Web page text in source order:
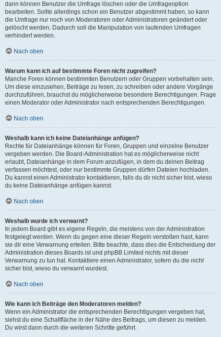
dann können Benutzer die Umfrage löschen oder die Umfrageoption
bearbeiten. Sollte allerdings schon ein Benutzer abgestimmt haben, so kann
die Umfrage nur noch von Moderatoren oder Administratoren geändert oder
gelöscht werden. Dadurch soll die Manipulation von laufenden Umfragen
verhindert werden.
Nach oben
Warum kann ich auf bestimmte Foren nicht zugreifen?
Manche Foren können bestimmten Benutzern oder Gruppen vorbehalten sein.
Um diese einzusehen, Beiträge zu lesen, zu schreiben oder andere Vorgänge
durchzuführen, brauchst du möglicherweise besondere Berechtigungen. Frage
einen Moderator oder Administrator nach entsprechenden Berechtigungen.
Nach oben
Weshalb kann ich keine Dateianhänge anfügen?
Rechte für Dateianhänge können für Foren, Gruppen und einzelne Benutzer
vergeben werden. Die Board-Administration hat es möglicherweise nicht
erlaubt, Dateianhänge in dem Forum anzufügen, in dem du deinen Beitrag
verfassen möchtest, oder nur bestimmte Gruppen dürfen Dateien hochladen.
Du kannst einen Administrator kontaktieren, falls du dir nicht sicher bist, wieso
du keine Dateianhänge anfügen kannst.
Nach oben
Weshalb wurde ich verwarnt?
In jedem Board gibt es eigene Regeln, die meistens von der Administration
festgelegt werden. Wenn du gegen eine dieser Regeln verstoßen hast, kann
sie dir eine Verwarnung erteilen. Bitte beachte, dass dies die Entscheidung der
Administration dieses Boards ist und phpBB Limited nichts mit dieser
Verwarnung zu tun hat. Kontaktiere einen Administrator, sofern du die nicht
sicher bist, wieso du verwarnt wurdest.
Nach oben
Wie kann ich Beiträge den Moderatoren melden?
Wenn ein Administrator die entsprechenden Berechtigungen vergeben hat,
siehst du eine Schaltfläche in der Nähe des Beitrags, um diesen zu melden.
Du wirst dann durch die weiteren Schritte geführt.